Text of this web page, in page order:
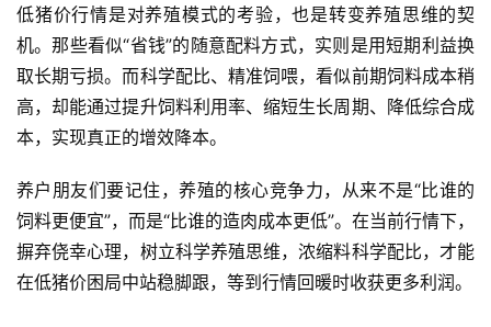
低猪价行情是对养殖模式的考验，也是转变养殖思维的契
机。那些看似“省钱”的随意配料方式，实则是用短期利益换
取长期亏损。而科学配比、精准饲喂，看似前期饲料成本稍
高，却能通过提升饲料利用率、缩短生长周期、降低综合成
本，实现真正的增效降本。
养户朋友们要记住，养殖的核心竞争力，从来不是“比谁的
饲料更便宜”，而是“比谁的造肉成本更低”。在当前行情下，
摒弃侥幸心理，树立科学养殖思维，浓缩料科学配比，才能
在低猪价困局中站稳脚跟，等到行情回暖时收获更多利润。